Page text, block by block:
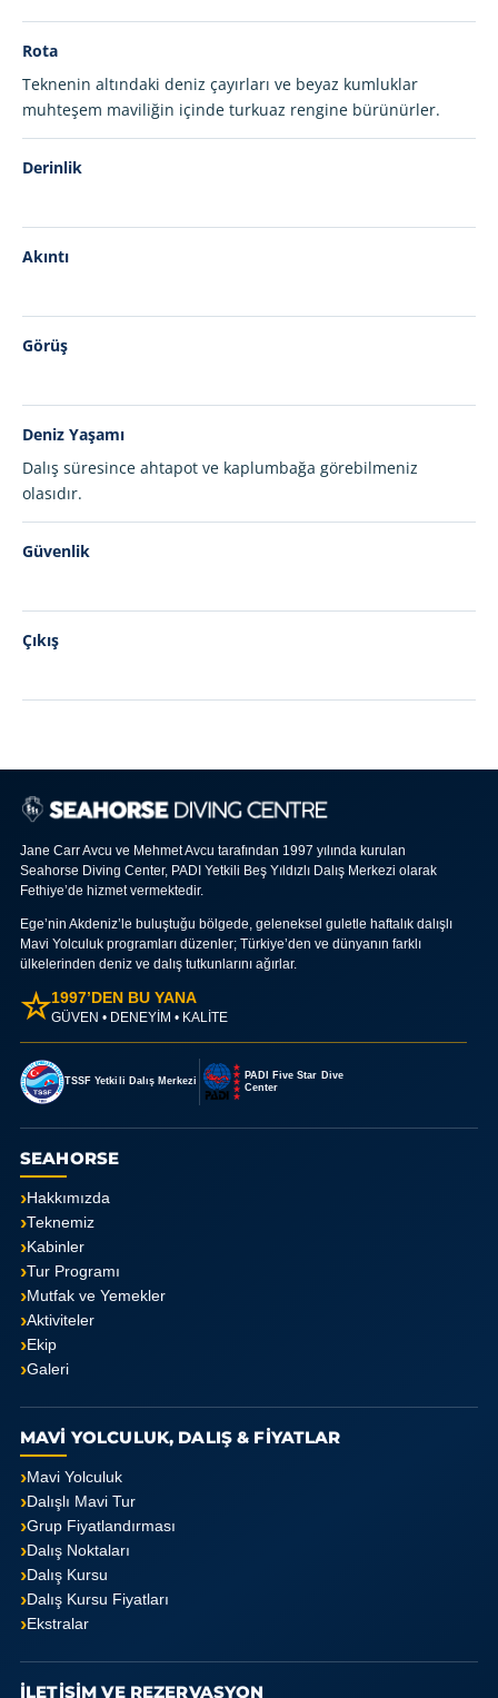
Rota
Teknenin altındaki deniz çayırları ve beyaz kumluklar
muhteşem maviliğin içinde turkuaz rengine bürünürler.
Derinlik
Akıntı
Görüş
Deniz Yaşamı
Dalış süresince ahtapot ve kaplumbağa görebilmeniz
olasıdır.
Güvenlik
Çıkış
Jane Carr Avcu ve Mehmet Avcu tarafından 1997 yılında kurulan
Seahorse Diving Center, PADI Yetkili Beş Yıldızlı Dalış Merkezi olarak
Fethiye’de hizmet vermektedir.
Ege’nin Akdeniz’le buluştuğu bölgede, geleneksel guletle haftalık dalışlı
Mavi Yolculuk programları düzenler; Türkiye’den ve dünyanın farklı
ülkelerinden deniz ve dalış tutkunlarını ağırlar.
☆1997’DEN BU YANA
GÜVEN • DENEYİM • KALİTE
TSSF Yetkili Dalış Merkezi
PADI Five Star Dive
Center
SEAHORSE
Hakkımızda
Teknemiz
Kabinler
Tur Programı
Mutfak ve Yemekler
Aktiviteler
Ekip
Galeri
MAVİ YOLCULUK, DALIŞ & FİYATLAR
Mavi Yolculuk
Dalışlı Mavi Tur
Grup Fiyatlandırması
Dalış Noktaları
Dalış Kursu
Dalış Kursu Fiyatları
Ekstralar
İLETİŞİM VE REZERVASYON